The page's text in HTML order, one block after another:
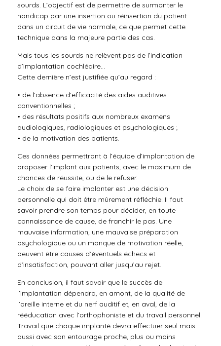
sourds. L’objectif est de permettre de surmonter le
handicap par une insertion ou réinsertion du patient
dans un circuit de vie normale, ce que permet cette
technique dans la majeure partie des cas.
Mais tous les sourds ne relèvent pas de l’indication
d’implantation cochléaire…
Cette dernière n’est justifiée qu’au regard :
• de l’absence d’efficacité des aides auditives
conventionnelles ;
• des résultats positifs aux nombreux examens
audiologiques, radiologiques et psychologiques ;
• de la motivation des patients.
Ces données permettront à l’équipe d’implantation de
proposer l’implant aux patients, avec le maximum de
chances de réussite, ou de le refuser.
Le choix de se faire implanter est une décision
personnelle qui doit être mûrement réfléchie. Il faut
savoir prendre son temps pour décider, en toute
connaissance de cause, de franchir le pas. Une
mauvaise information, une mauvaise préparation
psychologique ou un manque de motivation réelle,
peuvent être causes d’éventuels échecs et
d’insatisfaction, pouvant aller jusqu’au rejet.
En conclusion, il faut savoir que le succès de
l’implantation dépendra, en amont, de la qualité de
l’oreille interne et du nerf auditif et, en aval, de la
rééducation avec l’orthophoniste et du travail personnel.
Travail que chaque implanté devra effectuer seul mais
aussi avec son entourage proche, plus ou moins